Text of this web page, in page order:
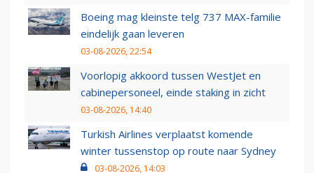
Boeing mag kleinste telg 737 MAX-familie
eindelijk gaan leveren
03-08-2026, 22:54
Voorlopig akkoord tussen WestJet en
cabinepersoneel, einde staking in zicht
03-08-2026, 14:40
Turkish Airlines verplaatst komende
winter tussenstop op route naar Sydney
03-08-2026, 14:03